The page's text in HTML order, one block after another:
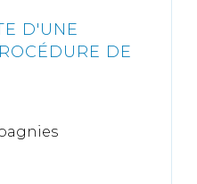
D'UNE
DE